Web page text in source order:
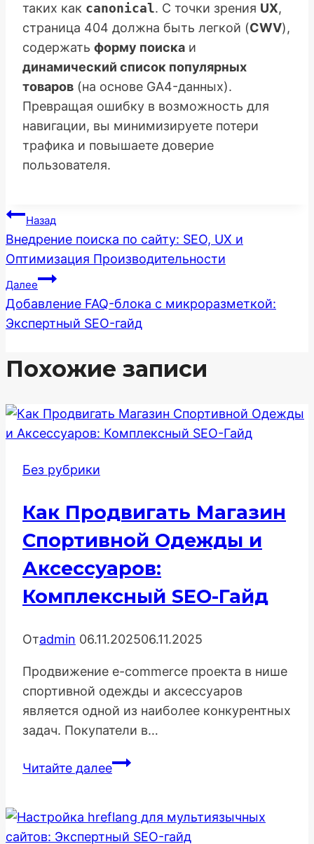
таких как canonical. С точки зрения UX,
страница 404 должна быть легкой (CWV),
содержать форму поиска и
динамический список популярных
товаров (на основе GA4-данных).
Превращая ошибку в возможность для
навигации, вы минимизируете потери
трафика и повышаете доверие
пользователя.
Навигация
по
записям
Назад
Внедрение поиска по сайту: SEO, UX и
Оптимизация Производительности
Далее
Добавление FAQ-блока с микроразметкой:
Экспертный SEO-гайд
Похожие записи
Без рубрики
Как Продвигать Магазин
Спортивной Одежды и
Аксессуаров:
Комплексный SEO-Гайд
Отadmin 06.11.202506.11.2025
Продвижение e-commerce проекта в нише
спортивной одежды и аксессуаров
является одной из наиболее конкурентных
задач. Покупатели в…
Читайте далееКак
Спортивной
Одежды